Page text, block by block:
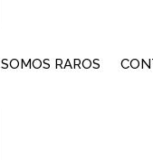
SOMOS RAROS